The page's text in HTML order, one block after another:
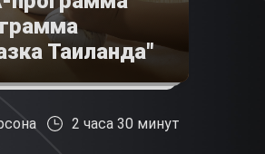
Таиланда"
2 часа 30 минут